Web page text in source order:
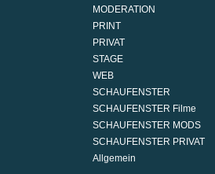
MODERATION
PRINT
PRIVAT
STAGE
WEB
SCHAUFENSTER
SCHAUFENSTER Filme
SCHAUFENSTER MODS
SCHAUFENSTER PRIVAT
Allgemein